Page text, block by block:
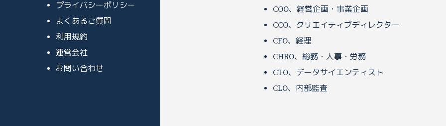
プライバシーポリシー
よくあるご質問
利用規約
運営会社
お問い合わせ
COO、経営企画・事業企画
CCO、クリエイティブディレクター
CFO、経理
CHRO、総務・人事・労務
CTO、データサイエンティスト
CLO、内部監査